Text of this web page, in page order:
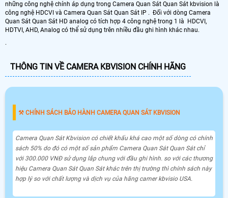
những công nghệ chính áp dụng trong Camera Quan Sát Quan Sát kbvision là
công nghệ HDCVI và Camera Quan Sát Quan Sát IP . Đối với dòng Camera
Quan Sát Quan Sát HD analog có tích hợp 4 công nghệ trong 1 là HDCVI,
HDTVI, AHD, Analog có thể sử dụng trên nhiều đầu ghi hình khác nhau.
.
THÔNG TIN VỀ CAMERA KBVISION CHÍNH HÃNG
⚒ CHÍNH SÁCH BẢO HÀNH CAMERA QUAN SÁT KBVISION
Camera Quan Sát Kbvision có chiết khấu khá cao một số dòng có chính
sách 50% do đó có một số sản phẩm Camera Quan Sát Quan Sát chỉ
với 300.000 VNĐ sử dụng lắp chung với đầu ghi hình. so với các thương
hiệu Camera Quan Sát Quan Sát khác trên thị trường thì chính sách này
hợp lý so với chất lượng và dịch vụ của hãng camer kbvisio USA.